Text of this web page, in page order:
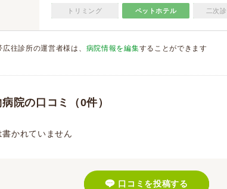
トリミング ペットホテル 二次
往診所の運営者様は、 病院情報を編集することができます
院の口コミ（0件）
書かれていません
口コミを投稿する